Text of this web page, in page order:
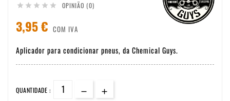
     OPINIÃO (0)
3,95 € COM IVA
Aplicador para condicionar pneus, da Chemical Guys.
QUANTIDADE :